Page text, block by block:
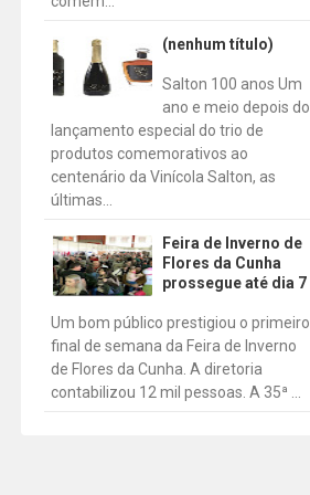
(nenhum título)
Salton 100 anos Um
ano e meio depois do
lançamento especial do trio de
produtos comemorativos ao
centenário da Vinícola Salton, as
últimas...
Feira de Inverno de
Flores da Cunha
prossegue até dia 7
Um bom público prestigiou o primeiro
final de semana da Feira de Inverno
de Flores da Cunha. A diretoria
contabilizou 12 mil pessoas. A 35ª ...